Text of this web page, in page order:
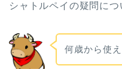
シャトルペイの疑問につ
何歳から使